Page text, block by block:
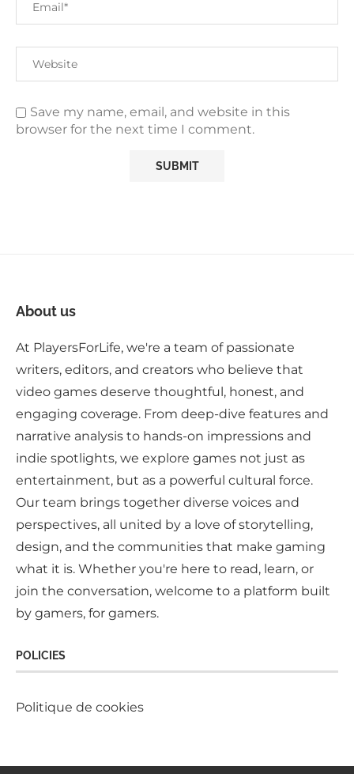
Save my name, email, and website in this
browser for the next time I comment.
About us
At PlayersForLife, we're a team of passionate
writers, editors, and creators who believe that
video games deserve thoughtful, honest, and
engaging coverage. From deep-dive features and
narrative analysis to hands-on impressions and
indie spotlights, we explore games not just as
entertainment, but as a powerful cultural force.
Our team brings together diverse voices and
perspectives, all united by a love of storytelling,
design, and the communities that make gaming
what it is. Whether you're here to read, learn, or
join the conversation, welcome to a platform built
by gamers, for gamers.
POLICIES
Politique de cookies